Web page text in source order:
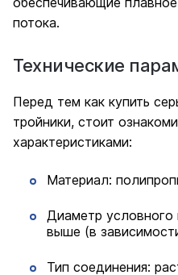
потока.
Технические
Перед тем как купить
тройники, стоит
характеристиками:
Материал:
Диаметр
выше (в
Тип соединения: